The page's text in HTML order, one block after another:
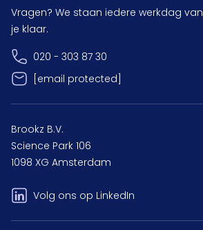
Vragen? We staan iedere werkdag van
je klaar.
020 - 303 87 30
[email protected]
Brookz B.V.
Science Park 106
1098 XG Amsterdam
Volg ons op LinkedIn